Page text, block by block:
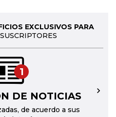
EXCLUSIVOS PARA
1
DE NOTICIAS
de acuerdo a sus
→